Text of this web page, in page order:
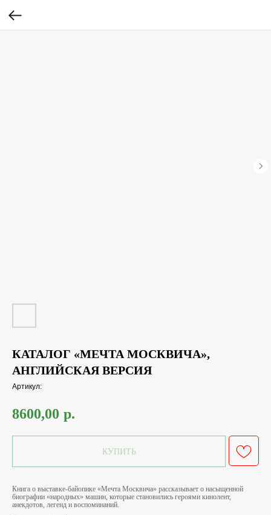
КАТАЛОГ «МЕЧТА МОСКВИЧА»,
АНГЛИЙСКАЯ ВЕРСИЯ
Артикул:
8600,00 р.
КУПИТЬ
Книга о выставке-байопике «Мечта Москвича» рассказывает о насыщенной
биографии «народных» машин, которые становились героями кинолент,
анекдотов, легенд и воспоминаний.